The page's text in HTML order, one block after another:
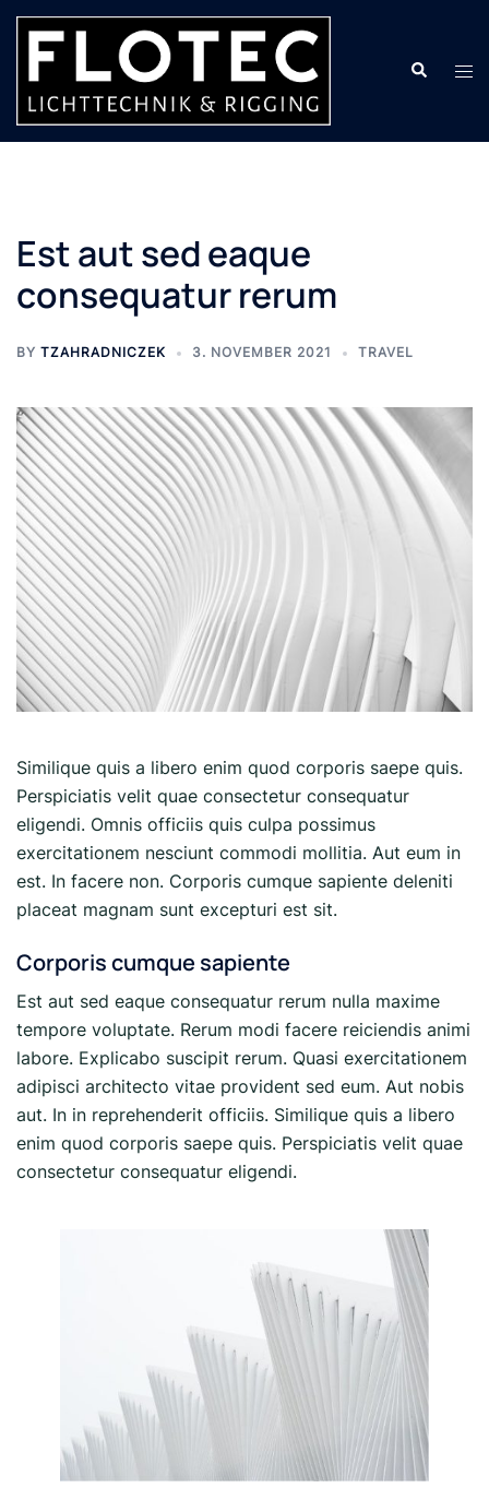
Skip
Search
Est aut sed eaque
consequatur rerum
BY TZAHRADNICZEK 3. NOVEMBER 2021 TRAVEL
Similique quis a libero enim quod corporis saepe quis.
Perspiciatis velit quae consectetur consequatur
eligendi. Omnis officiis quis culpa possimus
exercitationem nesciunt commodi mollitia. Aut eum in
est. In facere non. Corporis cumque sapiente deleniti
placeat magnam sunt excepturi est sit.
Corporis cumque sapiente
Est aut sed eaque consequatur rerum nulla maxime
tempore voluptate. Rerum modi facere reiciendis animi
labore. Explicabo suscipit rerum. Quasi exercitationem
adipisci architecto vitae provident sed eum. Aut nobis
aut. In in reprehenderit officiis. Similique quis a libero
enim quod corporis saepe quis. Perspiciatis velit quae
consectetur consequatur eligendi.